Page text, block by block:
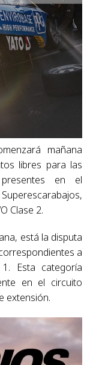
mañana
libres para las
en el
Clase 2.
está la disputa
a
Esta categoría
en el circuito
extensión.